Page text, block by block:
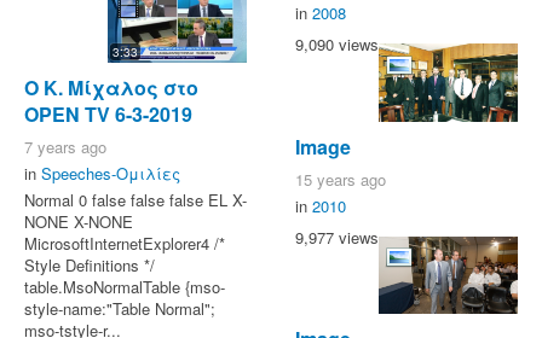
3:33
Ο Κ. Μίχαλος στο
OPEN TV 6-3-2019
7 years ago
in Speeches-Ομιλίες
Normal 0 false false false EL X-
NONE X-NONE
MicrosoftInternetExplorer4 /*
Style Definitions */
table.MsoNormalTable {mso-
style-name:"Table Normal";
mso-tstyle-r...
in 2008
9,090 views
Image
15 years ago
in 2010
9,977 views